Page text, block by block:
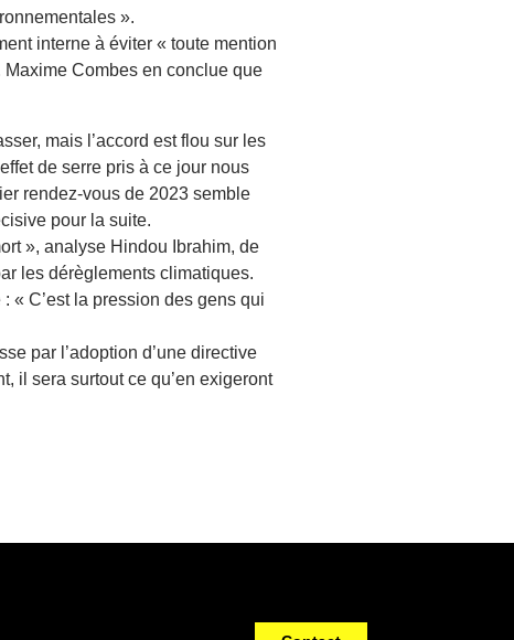
».
interne à éviter « toute mention
Combes en conclue que
mais l’accord est flou sur les
de serre pris à ce jour nous
rendez-vous de 2023 semble
pour la suite.
», analyse Hindou Ibrahim, de
les dérèglements climatiques.
« C’est la pression des gens qui
par l’adoption d’une directive
il sera surtout ce qu’en exigeront